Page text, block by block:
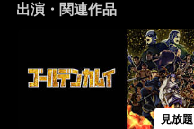
出演・関連作品
見放題